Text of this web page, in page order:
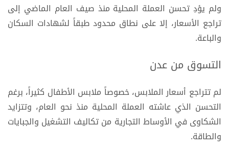
ولم يؤدِ تحسن العملة المحلية منذ صيف العام الماضي إلى
تراجع الأسعار، إلا على نطاق محدود طبقاً لشهادات السكان
والباعة.
التسوق من عدن
لم تتراجع أسعار الملابس، خصوصاً ملابس الأطفال كثيراً، برغم
التحسن الذي عاشته العملة المحلية منذ نحو العام، وتتزايد
الشكاوى في الأوساط التجارية من تكاليف التشغيل والجبايات
والطاقة.